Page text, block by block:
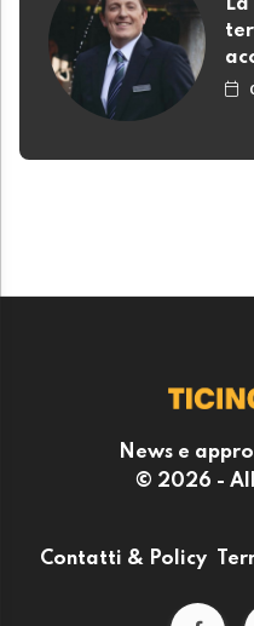
News e
© 2026 -
Contatti & Policy